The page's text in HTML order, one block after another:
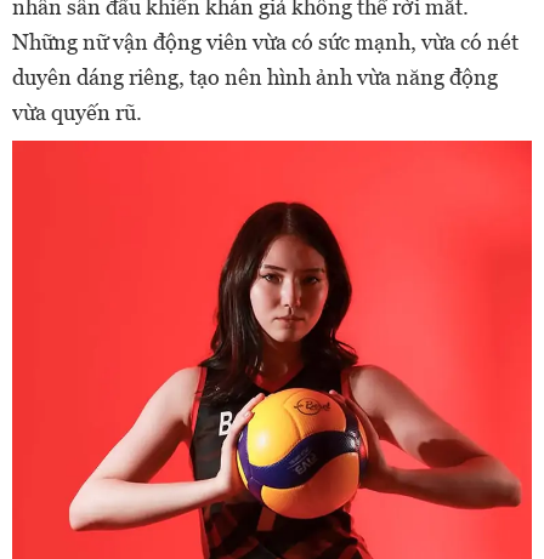
nhân sân đấu khiến khán giả không thể rời mắt.
Những nữ vận động viên vừa có sức mạnh, vừa có nét
duyên dáng riêng, tạo nên hình ảnh vừa năng động
vừa quyến rũ.